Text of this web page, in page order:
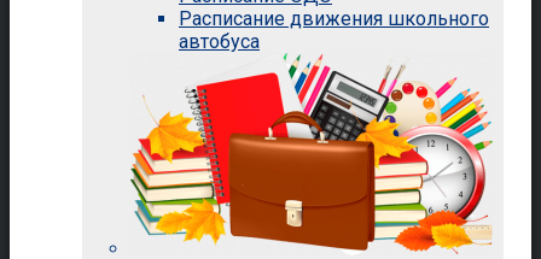
Расписание движения школьного
автобуса